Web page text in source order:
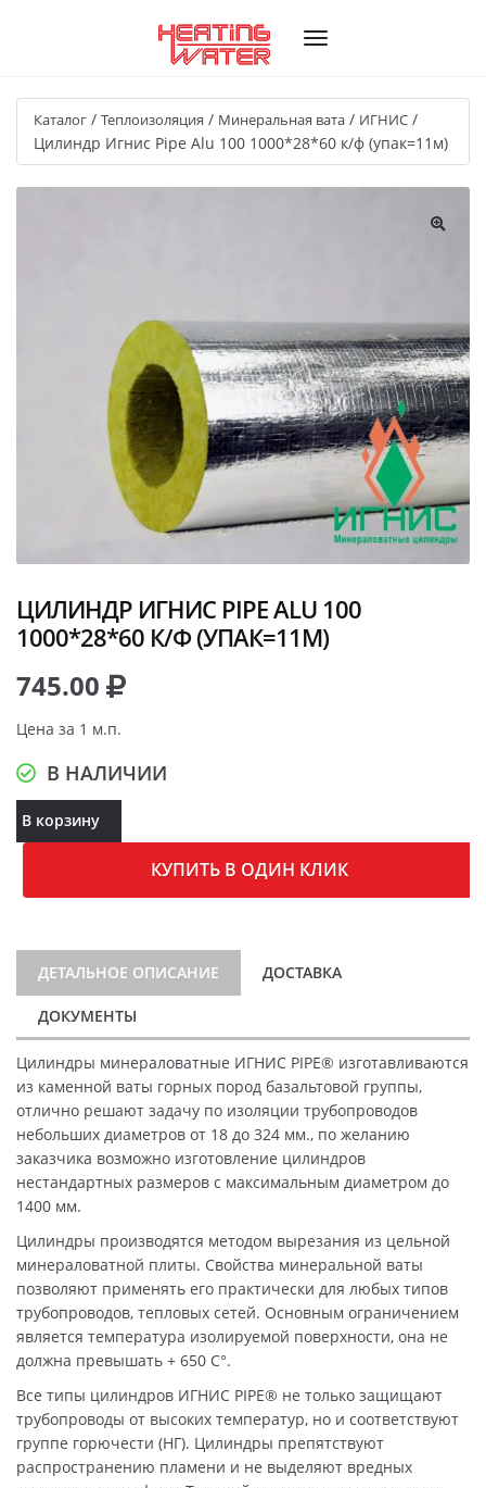
Каталог / Теплоизоляция / Минеральная вата / ИГНИС /
Цилиндр Игнис Pipe Alu 100 1000*28*60 к/ф (упак=11м)
ЦИЛИНДР ИГНИС PIPE ALU 100
1000*28*60 К/Ф (УПАК=11М)
745.00
Цена за 1 м.п.
В НАЛИЧИИ
В корзину
КУПИТЬ В ОДИН КЛИК
ДЕТАЛЬНОЕ ОПИСАНИЕ ДОСТАВКА
ДОКУМЕНТЫ
Цилиндры минераловатные ИГНИС PIPE® изготавливаются
из каменной ваты горных пород базальтовой группы,
отлично решают задачу по изоляции трубопроводов
небольших диаметров от 18 до 324 мм., по желанию
заказчика возможно изготовление цилиндров
нестандартных размеров с максимальным диаметром до
1400 мм.
Цилиндры производятся методом вырезания из цельной
минераловатной плиты. Свойства минеральной ваты
позволяют применять его практически для любых типов
трубопроводов, тепловых сетей. Основным ограничением
является температура изолируемой поверхности, она не
должна превышать + 650 C°.
Все типы цилиндров ИГНИС PIPE® не только защищают
трубопроводы от высоких температур, но и соответствуют
группе горючести (НГ). Цилиндры препятствуют
распространению пламени и не выделяют вредных